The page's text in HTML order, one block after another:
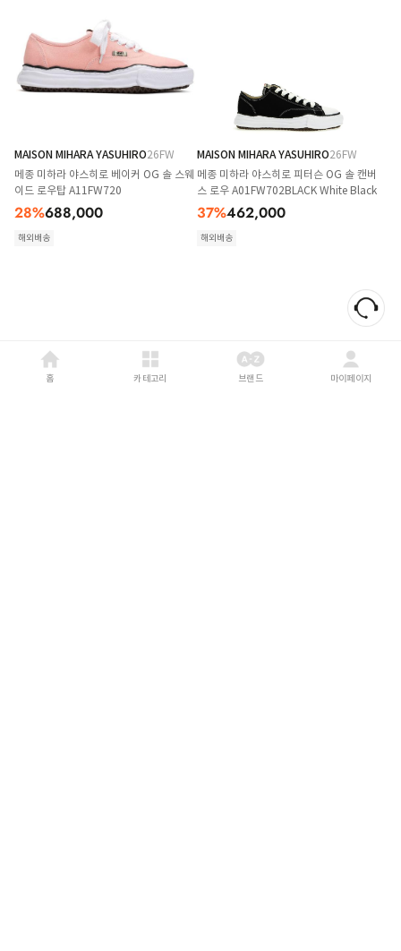
MAISON MIHARA YASUHIRO26FW
메종 미하라 야스히로 베이커 OG 솔 스웨
이드 로우탑 A11FW720
28%688,000
해외배송
MAISON MIHARA YASUHIRO26FW
메종 미하라 야스히로 피터슨 OG 솔 캔버
스 로우 A01FW702BLACK White Black
37%462,000
해외배송
홈 카테고리 브랜드 마이페이지